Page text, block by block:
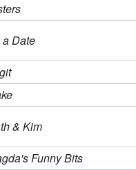
a Date
& Kim
Funny Bits